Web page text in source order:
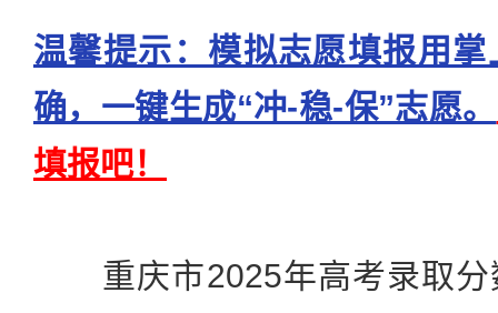
温馨提示：模拟志愿填报用
确，一键生成“冲-稳-保”志愿。
填报吧！
重庆市2025年高考录取分